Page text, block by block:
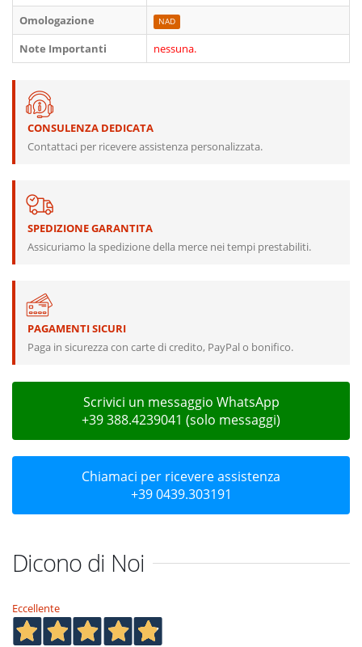
Omologazione
NAD
Note Importanti nessuna.
CONSULENZA DEDICATA
Contattaci per ricevere assistenza personalizzata.
SPEDIZIONE GARANTITA
Assicuriamo la spedizione della merce nei tempi prestabiliti.
PAGAMENTI SICURI
Paga in sicurezza con carte di credito, PayPal o bonifico.
Scrivici un messaggio WhatsApp
+39 388.4239041 (solo messaggi)
Chiamaci per ricevere assistenza
+39 0439.303191
Dicono di Noi
Eccellente